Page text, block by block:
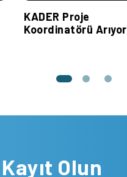
KADER Proje
Koordinatörü Arıyor
Olun